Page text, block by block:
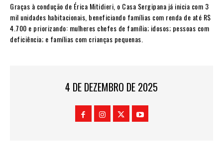
Graças à condução de Érica Mitidieri, o Casa Sergipana já inicia com 3
mil unidades habitacionais, beneficiando famílias com renda de até R$
4.700 e priorizando: mulheres chefes de família; idosos; pessoas com
deficiência; e famílias com crianças pequenas.
4 DE DEZEMBRO DE 2025